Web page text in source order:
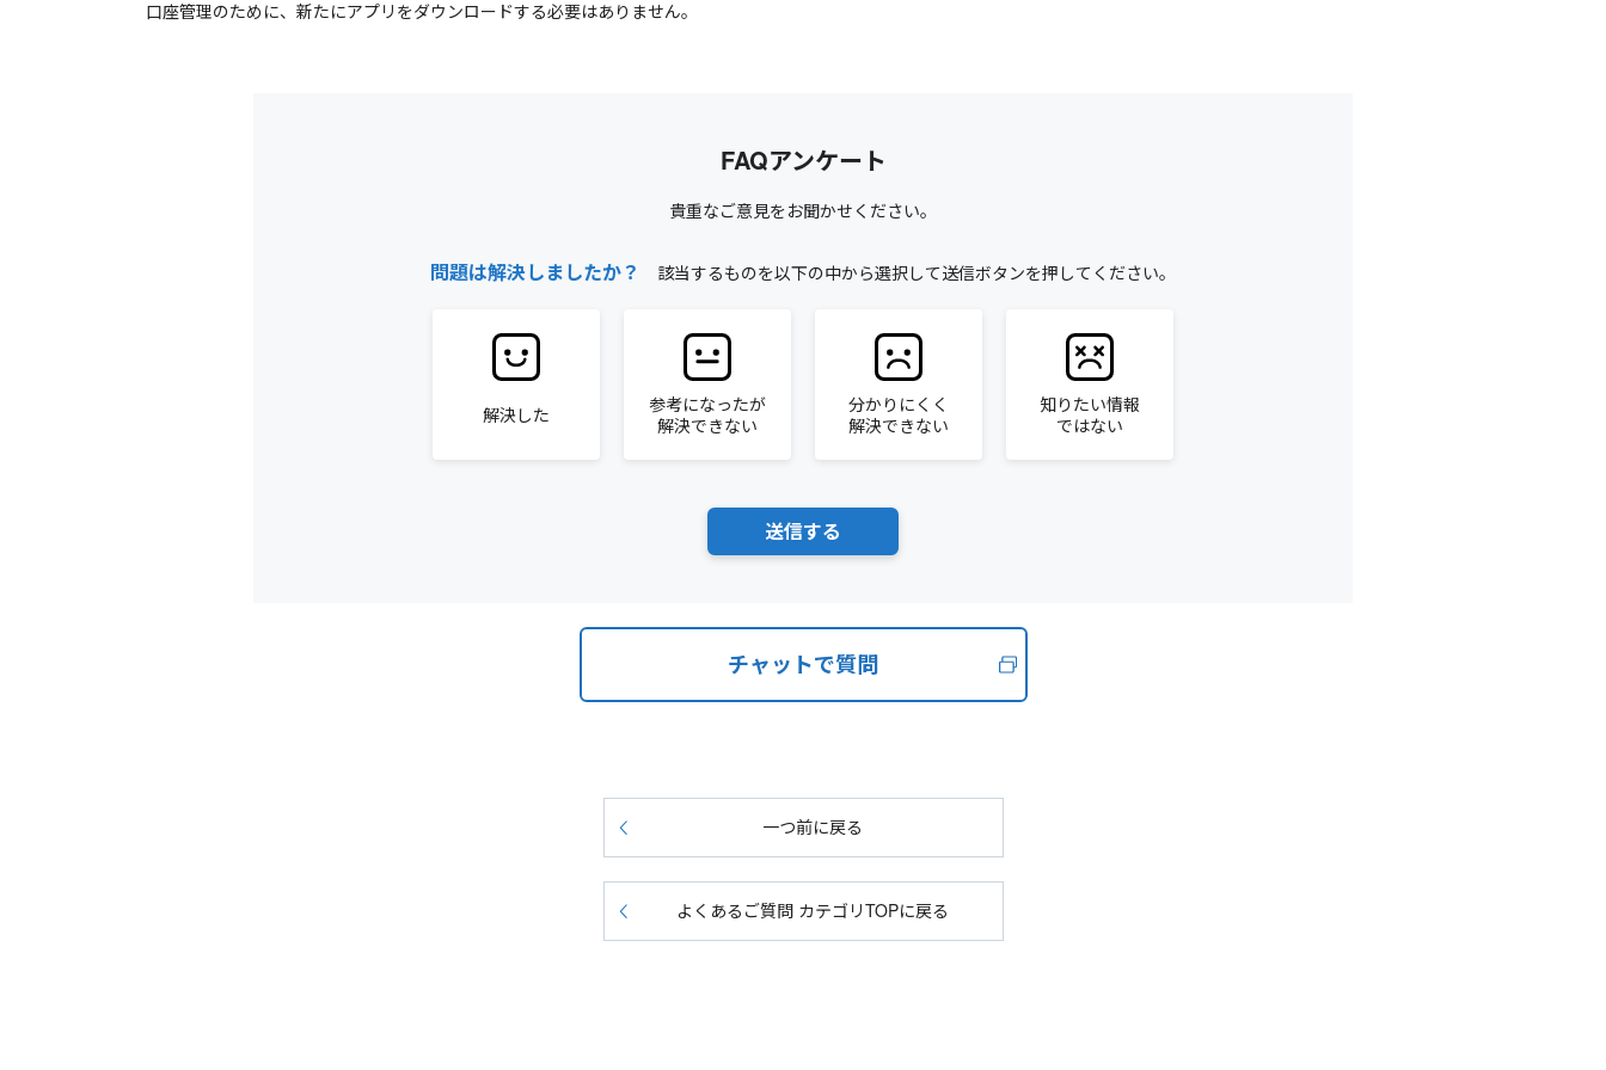
口座管理のために、新たにアプリをダウンロードする必要はありません。
FAQアンケート
貴重なご意見をお聞かせください。
問題は解決しましたか？ 該当するものを以下の中から選択して送信ボタンを押してください。
解決した
参考になったが
解決できない
分かりにくく
解決できない
知りたい情報
ではない
チャットで質問
一つ前に戻る
よくあるご質問 カテゴリTOPに戻る